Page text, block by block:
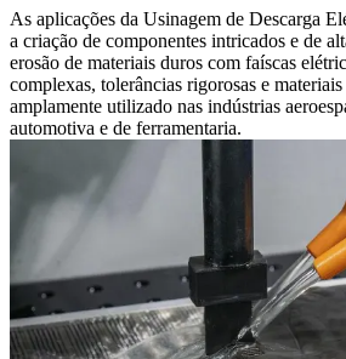
As aplicações da Usinagem de Descarga
a criação de componentes intricados e de
erosão de materiais duros com faíscas
complexas, tolerâncias rigorosas e
amplamente utilizado nas indústrias
automotiva e de ferramentaria.